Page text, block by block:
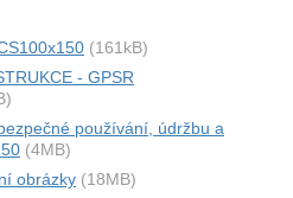
(161kB)
- GPSR
používání, údržbu a
(4MB)
obrázky (18MB)